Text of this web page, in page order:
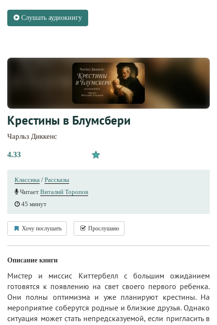
Слушать аудиокнигу
Крестины в Блумсбери
Чарльз Диккенс
4.33
Классика / Рассказы
Читает Виталий Торопов
45 минут
Хочу послушать Прослушано
Описание книги
Мистер и миссис Киттербелл с большим ожиданием
готовятся к появлению на свет своего первого ребенка.
Они полны оптимизма и уже планируют крестины. На
мероприятие соберутся родные и близкие друзья. Однако
ситуация может стать непредсказуемой, если пригласить в